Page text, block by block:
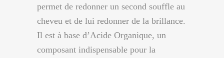
permet de redonner un second souffle au
cheveu et de lui redonner de la brillance.
Il est à base d’Acide Organique, un
composant indispensable pour la